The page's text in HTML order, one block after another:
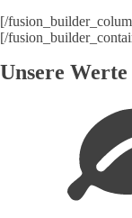
[/
[/
Unsere Werte